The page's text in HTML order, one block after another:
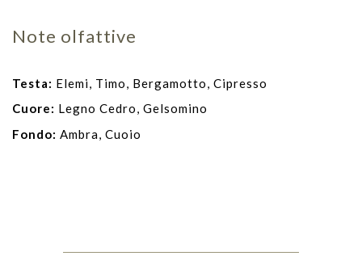
Note olfattive
Testa: Elemi, Timo, Bergamotto, Cipresso
Cuore: Legno Cedro, Gelsomino
Fondo: Ambra, Cuoio